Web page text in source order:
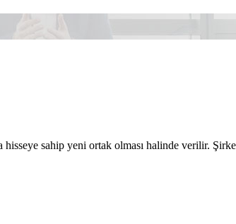
sahip yeni ortak olması halinde verilir.